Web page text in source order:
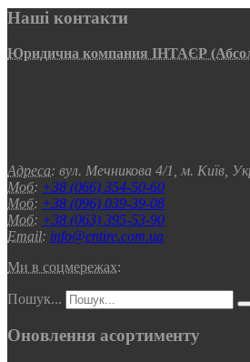
Наші контакти
Юридична компания ІНТАЄР
Адреса: вул. Мечникова 4/1, м. Київ,
Моб: +38 (066) 354-50-60
Моб: +38 (096) 039-39-08
Моб: +38 (063) 395-53-90
Email: info@entire.com.ua
Ми в соцмережах:
Пошук...
Оновлення асортименту